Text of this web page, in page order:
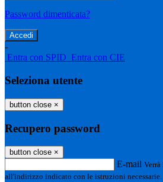
Password dimenticata?
-
Entra con SPID Entra con CIE
Seleziona utente
button close ×
Recupero password
button close ×
E-mail
all'indirizzo indicato con le istruzioni necessarie.